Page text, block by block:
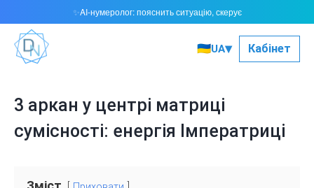
🇺🇦UA▾ Кабінет
3 аркан у центрі матриці
сумісності: енергія Імператриці
✨AI-нумеролог: пояснить ситуацію, скерує